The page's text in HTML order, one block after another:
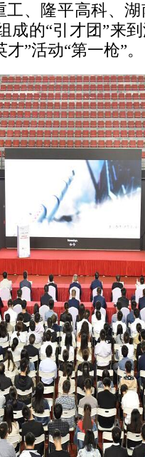
工、隆平高科、
成的“引才团”来
”活动“第一枪”。